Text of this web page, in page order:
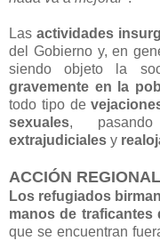
Las actividades
del Gobierno y, en
siendo objeto la
gravemente en la
todo tipo de
sexuales,
extrajudiciales y
ACCIÓN
Los refugiados
manos de traficantes
que se encuentran